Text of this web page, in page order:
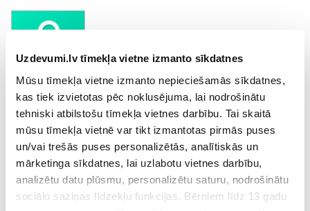
Uzdevumi.lv tīmekļa vietne izmanto sīkdatnes
Mūsu tīmekļa vietne izmanto nepieciešamās sīkdatnes,
kas tiek izvietotas pēc noklusējuma, lai nodrošinātu
tehniski atbilstošu tīmekļa vietnes darbību. Tai skaitā
mūsu tīmekļa vietnē var tikt izmantotas pirmās puses
un/vai trešās puses personalizētās, analītiskās un
mārketinga sīkdatnes, lai uzlabotu vietnes darbību,
analizētu datu plūsmu, personalizētu saturu, nodrošinātu
sociālo saziņas līdzekļu funkcijas. Bērniem līdz 13 gadu
Anonīms